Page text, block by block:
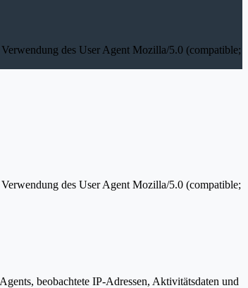
des User Agent Mozilla/5.0 (compatible;
des User Agent Mozilla/5.0 (compatible;
beobachtete IP-Adressen, Aktivitätsdaten und